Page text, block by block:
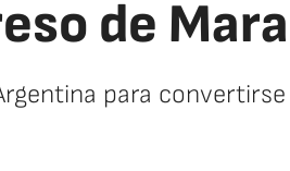
de
para